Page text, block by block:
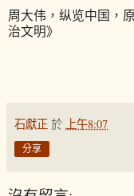
周大伟，纵览中国，
治文明》
石獻正 於 上午8:07
分享